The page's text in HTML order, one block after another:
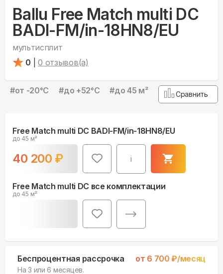
Ballu Free Match multi DC
BADI-FM/in-18HN8/EU
мультисплит
0
0 отзывов(а)
#от -20°С #до +52°С #до 45 м² Сравнить
Free Match multi DC BADI-FM/in-18HN8/EU
до 45 м²
40 200 ₽ i
Free Match multi DC все комплектации
до 45 м²
Беспроцентная рассрочка от 6 700 ₽/месяц
На 3 или 6 месяцев.